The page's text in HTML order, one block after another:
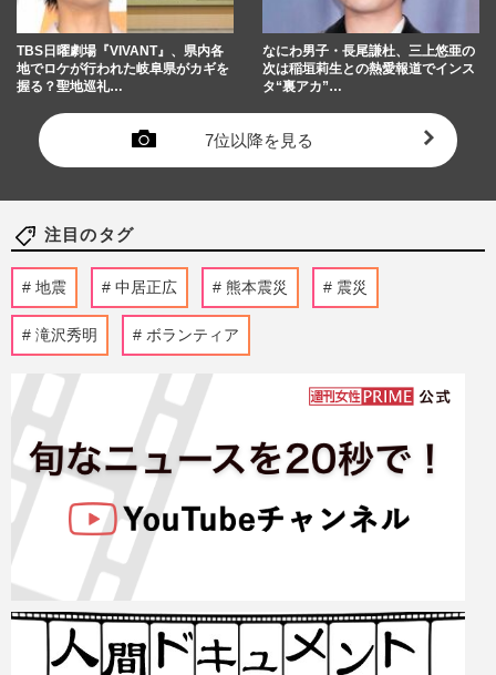
TBS日曜劇場『VIVANT』、県内各
地でロケが行われた岐阜県がカギを
握る？聖地巡礼…
なにわ男子・長尾謙杜、三上悠亜の
次は稲垣莉生との熱愛報道でインス
タ“裏アカ”…
7位以降を見る
注目のタグ
地震 中居正広 熊本震災 震災
滝沢秀明 ボランティア